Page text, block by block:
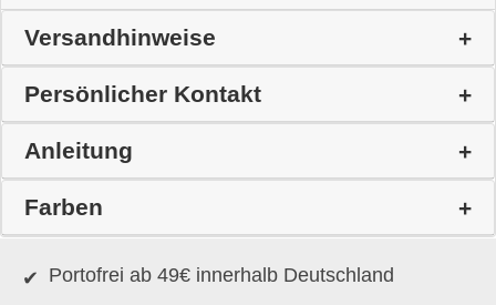
Versandhinweise
Persönlicher Kontakt
Anleitung
Farben
Portofrei ab 49€ innerhalb Deutschland